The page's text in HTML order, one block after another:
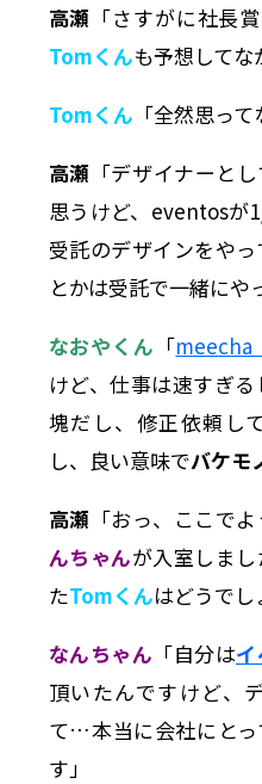
高瀬 「さすがに社長
Tomくんも予想してな
Tomくん 「全然思っ
高瀬 「デザイナーと
思うけど、eventosが
受託のデザインをやっ
とかは受託で一緒にや
なおやくん 「meecha
けど、仕事は速すぎ
塊だし、修正依頼し
し、良い意味でバケモ
高瀬 「おっ、ここで
んちゃんが入室しまし
たTomくんはどうでし
なんちゃん 「自分は
頂いたんですけど、
て…本当に会社にとっ
す」